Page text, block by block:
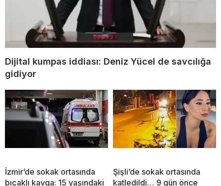
Dijital kumpas iddiası: Deniz Yücel de savcılığa
gidiyor
İzmir’de sokak ortasında
bıçaklı kavga: 15 yaşındaki
Şişli’de sokak ortasında
katledildi… 9 gün önce